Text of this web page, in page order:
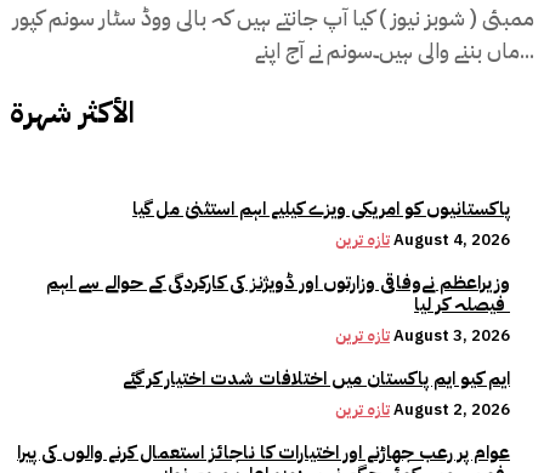
ممبئی ( شوبز نیوز ) کیا آپ جانتے ہیں کہ بالی ووڈ سٹار سونم کپور
ماں بننے والی ہیں۔سونم نے آج اپنے...
الأكثر شهرة
پاکستانیوں کو امریکی ویزے کیلیے اہم استثنیٰ مل گیا
تازہ ترینAugust 4, 2026
وزیراعظم نےوفاقی وزارتوں اور ڈویژنز کی کارکردگی کے حوالے سے اہم
تازہ ترینAugust 3, 2026
ایم کیو ایم پاکستان میں اختلافات شدت اختیار کر گئے
تازہ ترینAugust 2, 2026
عوام پر رعب جھاڑنے اور اختیارات کا ناجائز استعمال کرنے والوں کی پیرا